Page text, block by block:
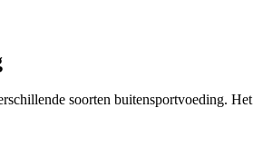
soorten buitensportvoeding.